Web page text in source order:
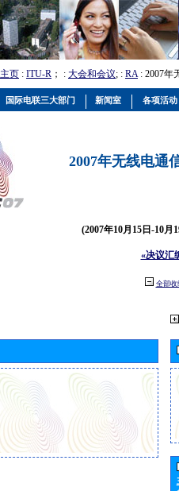
主页 : ITU-R ； : 大会和会议; : RA: 2007年
2007年无线电通
(2007年10月15日-10月
«决议汇
全部收
国际电联三大部门 新闻室 各项活动